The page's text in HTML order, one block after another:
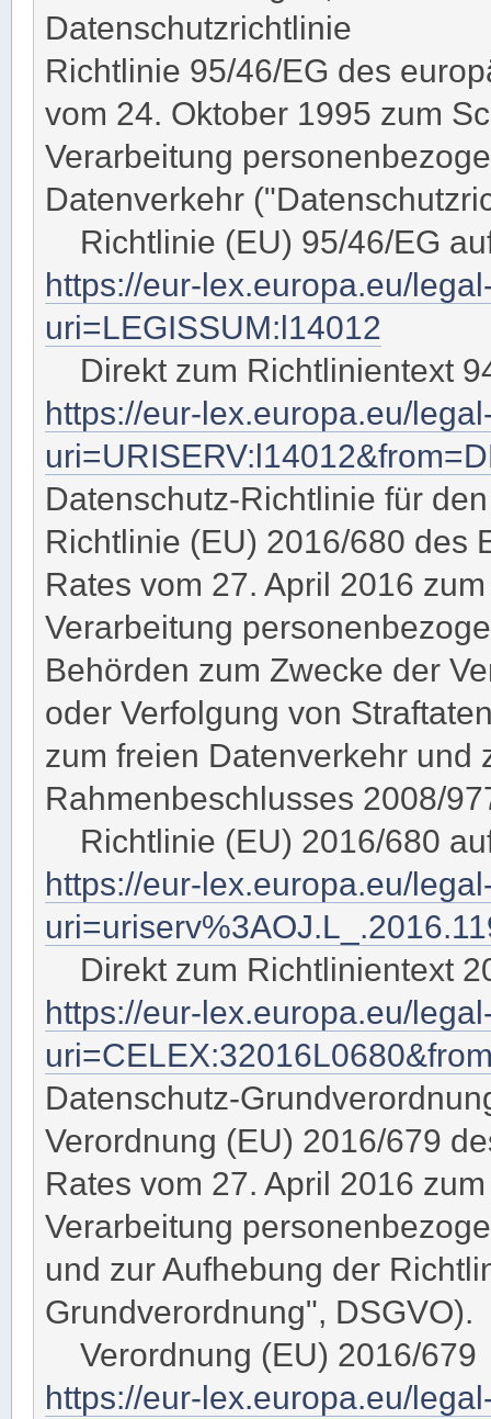
Datenschutzrichtlinie
Richtlinie 95/46/EG des
vom 24. Oktober 1995 zum
Verarbeitung
Datenverkehr
Richtlinie (EU) 95/46/EG
https://eur-lex.europa.eu/
uri=LEGISSUM:l14012
Direkt zum Richtlinientext
https://eur-lex.europa.eu/
Datenschutz-Richtlinie für
Richtlinie (EU) 2016/680 des
Rates vom 27. April 2016
Verarbeitung
Behörden zum Zwecke der
oder Verfolgung von
zum freien Datenverkehr und
Rahmenbeschlusses 2008/
Richtlinie (EU) 2016/680
https://eur-lex.europa.eu/
Direkt zum Richtlinientext
https://eur-lex.europa.eu/
Datenschutz-
Verordnung (EU) 2016/679
Rates vom 27. April 2016
Verarbeitung
und zur Aufhebung der
Grundverordnung", DSGVO).
Verordnung (EU) 2016/679
https://eur-lex.europa.eu/